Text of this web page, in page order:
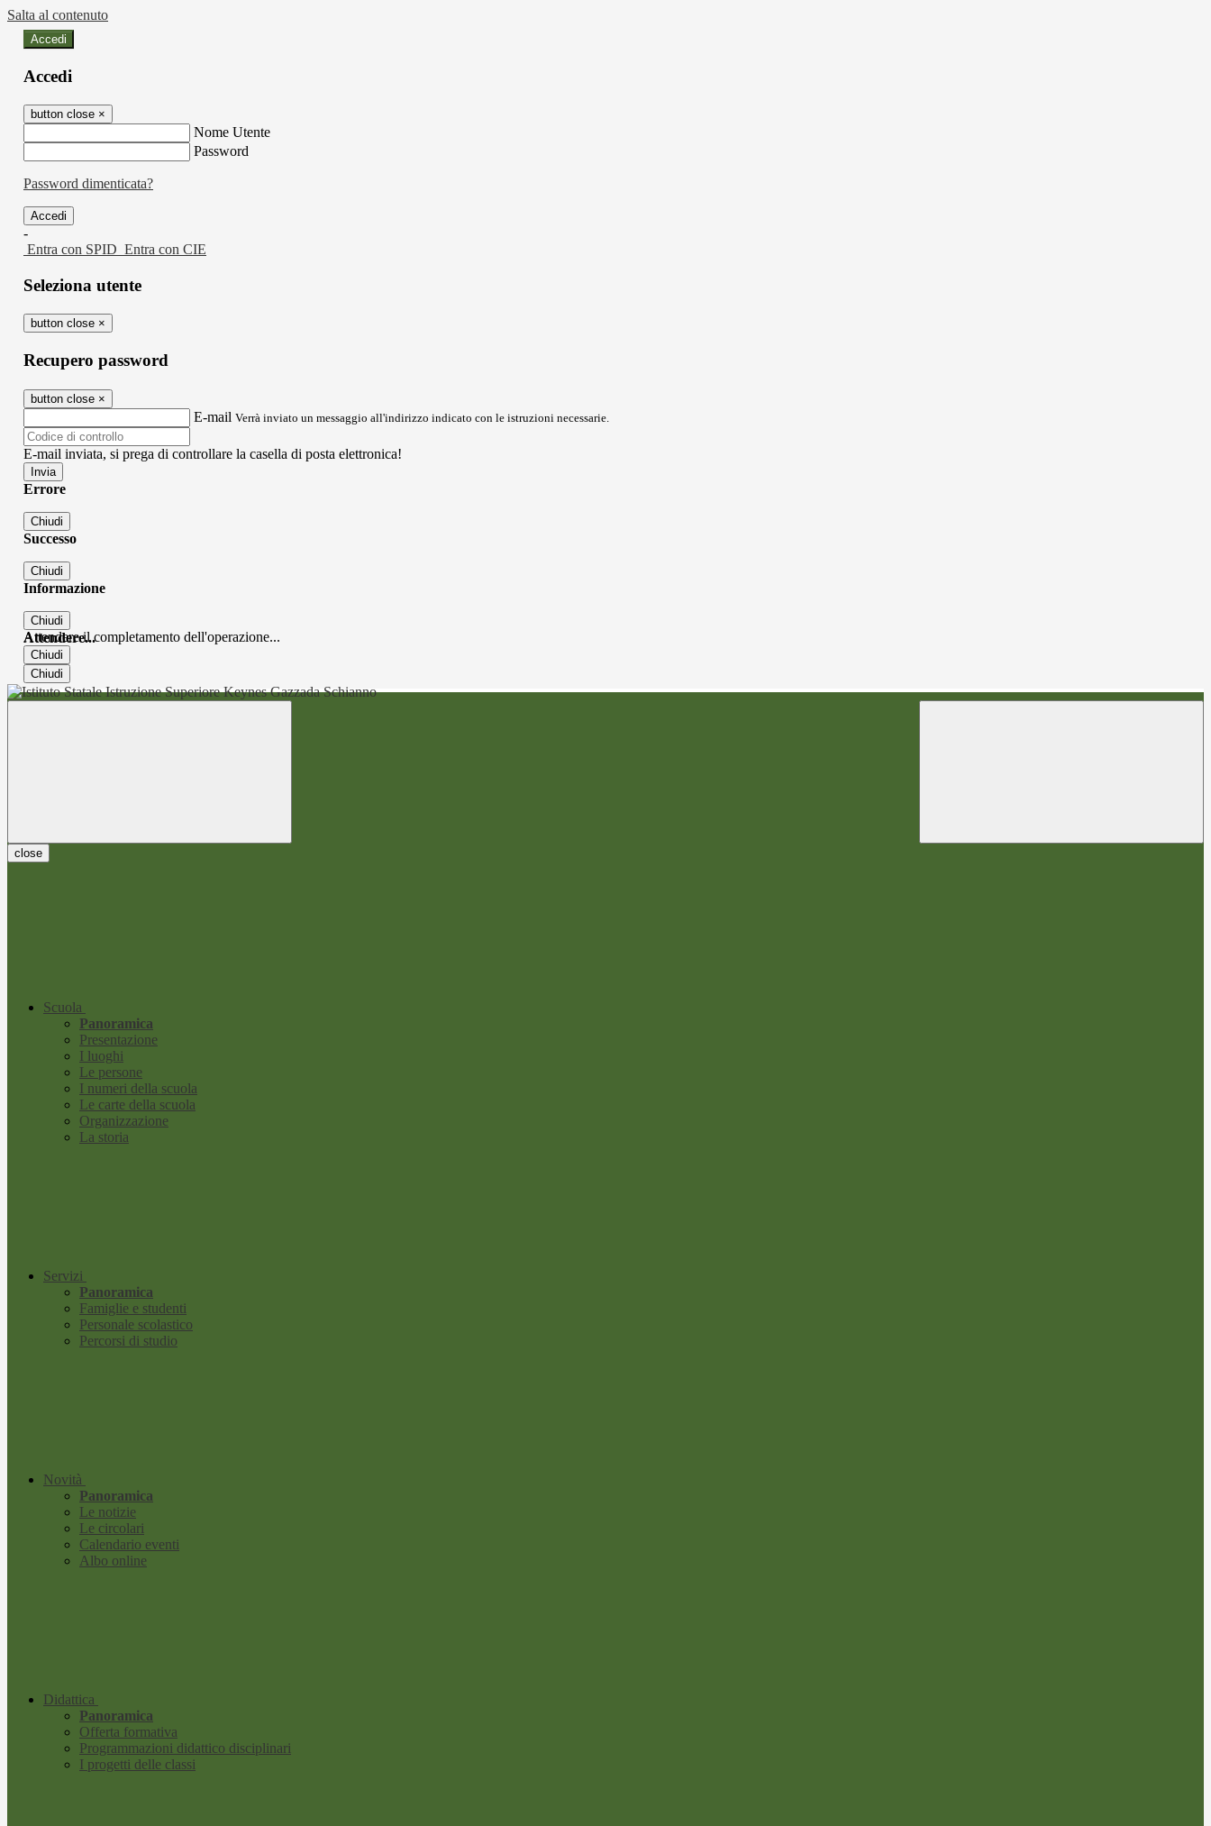
Salta al contenuto
Accedi
Accedi
button close ×
Nome Utente
Password
Password dimenticata?
-
Entra con SPID Entra con CIE
Seleziona utente
button close ×
Recupero password
button close ×
E-mail Verrà inviato un messaggio all'indirizzo indicato con le istruzioni necessarie.
E-mail inviata, si prega di controllare la casella di posta elettronica!
Errore
Chiudi
Successo
Chiudi
Informazione
Chiudi
Attendere...
Attendere il completamento dell'operazione...
Chiudi
Chiudi
close
Scuola
Panoramica
Presentazione
I luoghi
Le persone
I numeri della scuola
Le carte della scuola
Organizzazione
La storia
Servizi
Panoramica
Famiglie e studenti
Personale scolastico
Percorsi di studio
Novità
Panoramica
Le notizie
Le circolari
Calendario eventi
Albo online
Didattica
Panoramica
Offerta formativa
Programmazioni didattico disciplinari
I progetti delle classi